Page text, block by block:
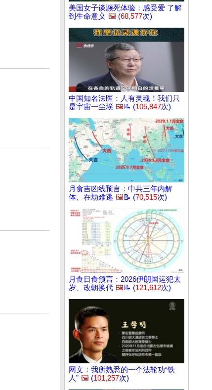
美国女子谈濒死体验：感受爱 了解
到生命意义 🖼️ (68,577次)
中国知名法医：人有灵魂！我们只
是宇宙一尘埃 🖼️📝 (105,847次)
月食吉凶线预言：中共三年内解
体、在劫难逃 🖼️📝 (70,515次)
月食日食预言：2026伊朗国运犯太
岁、改朝换代 🖼️📝 (121,612次)
网文：我所熟悉的一个法轮功“铁
人” 🖼️ (101,257次)